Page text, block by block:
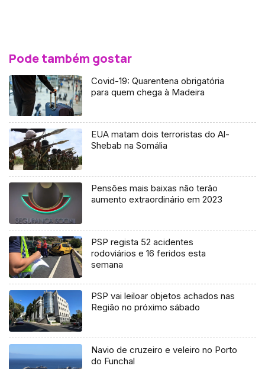
Pode também gostar
Covid-19: Quarentena obrigatória
para quem chega à Madeira
EUA matam dois terroristas do Al-
Shebab na Somália
Pensões mais baixas não terão
aumento extraordinário em 2023
PSP regista 52 acidentes
rodoviários e 16 feridos esta
semana
PSP vai leiloar objetos achados nas
Região no próximo sábado
Navio de cruzeiro e veleiro no Porto
do Funchal